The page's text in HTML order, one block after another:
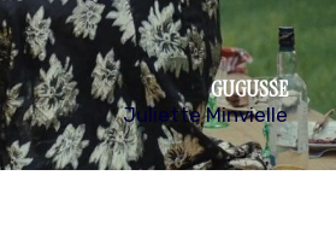
GUGUSSE
Juliette Minvielle